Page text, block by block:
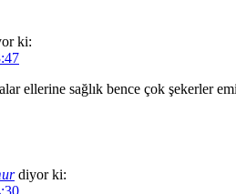
ki:
ellerine sağlık bence çok şekerler
diyor ki: